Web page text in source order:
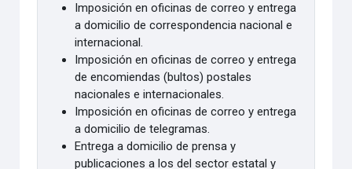
Imposición en oficinas de correo y entrega
a domicilio de correspondencia nacional e
internacional.
Imposición en oficinas de correo y entrega
de encomiendas (bultos) postales
nacionales e internacionales.
Imposición en oficinas de correo y entrega
a domicilio de telegramas.
Entrega a domicilio de prensa y
publicaciones a los del sector estatal y